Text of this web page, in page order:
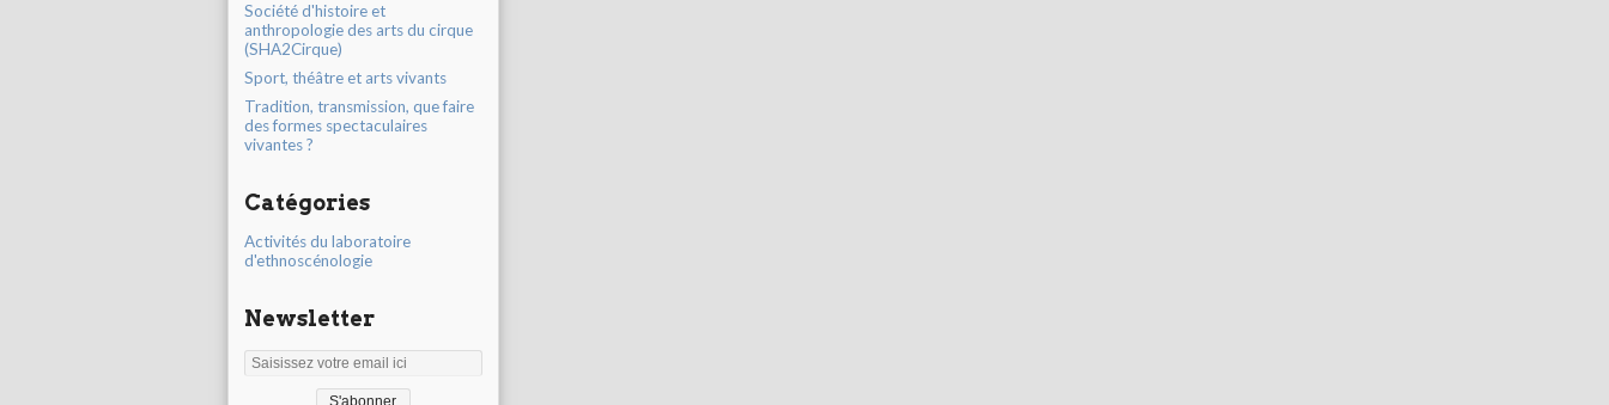
Société d'histoire et
anthropologie des arts du cirque
(SHA2Cirque)
Sport, théâtre et arts vivants
Tradition, transmission, que faire
des formes spectaculaires
vivantes ?
Catégories
Activités du laboratoire
d'ethnoscénologie
Newsletter